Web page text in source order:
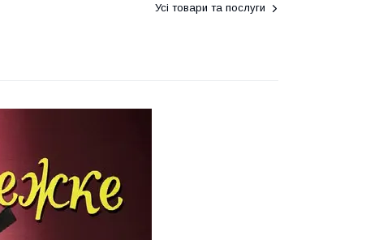
Усі товари та послуги